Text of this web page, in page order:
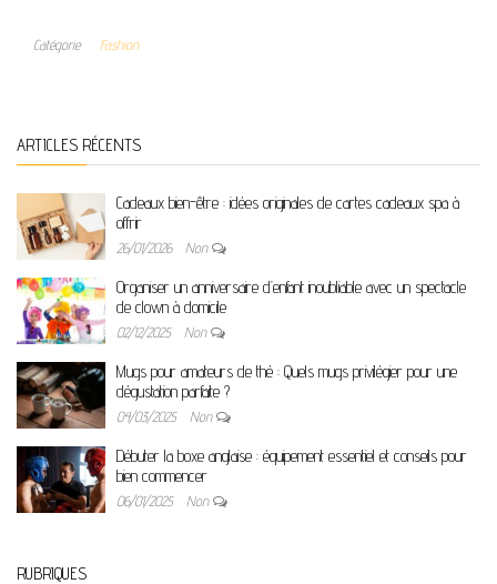
Catégorie Fashion
ARTICLES RÉCENTS
Cadeaux bien-être : idées originales de cartes cadeaux spa à
offrir
26/01/2026 Non
Organiser un anniversaire d’enfant inoubliable avec un spectacle
de clown à domicile
02/12/2025 Non
Mugs pour amateurs de thé : Quels mugs privilégier pour une
dégustation parfaite ?
04/03/2025 Non
Débuter la boxe anglaise : équipement essentiel et conseils pour
bien commencer
06/01/2025 Non
RUBRIQUES